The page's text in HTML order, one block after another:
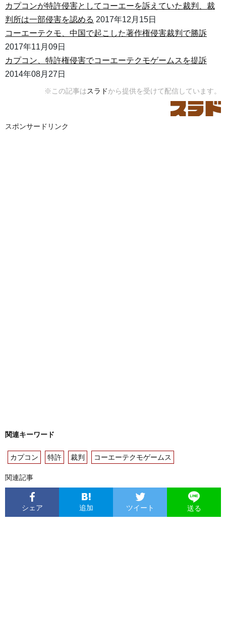
カプコンが特許侵害としてコーエーを訴えていた裁判、裁
判所は一部侵害を認める 2017年12月15日
コーエーテクモ、中国で起こした著作権侵害裁判で勝訴
2017年11月09日
カプコン、特許権侵害でコーエーテクモゲームスを提訴
2014年08月27日
※この記事はスラドから提供を受けて配信しています。
スポンサードリンク
関連キーワード
カプコン 特許 裁判 コーエーテクモゲームス
関連記事
シェア 追加 ツイート 送る